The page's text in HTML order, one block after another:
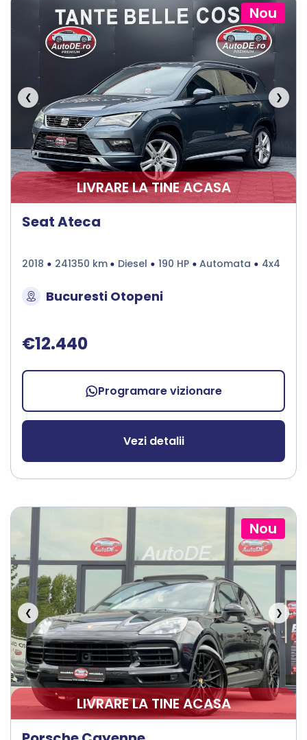
Nou
❮ ❯
LIVRARE LA TINE ACASA
Seat Ateca
2018 241350 km Diesel 190 HP Automata 4x4
Bucuresti Otopeni
€12.440
Programare vizionare
Vezi detalii
Nou
❮ ❯
LIVRARE LA TINE ACASA